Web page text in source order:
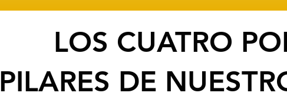
LOS CUATRO
PILARES DE